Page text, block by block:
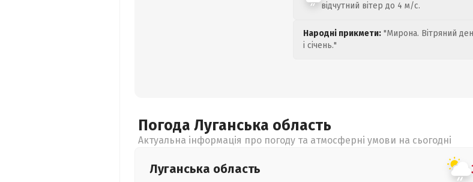
відчутний вітер до 4 м/с.
Народні прикмети: "Мирона. Вітряний
і січень."
Погода Луганська область
Актуальна інформація про погоду та атмосферні умови на сьогодні
Луганська область